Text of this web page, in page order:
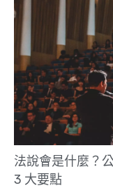
法說會是什麼？
3 大要點